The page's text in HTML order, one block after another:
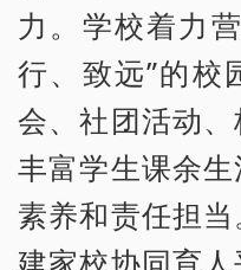
力。学校着力
行、致远”的校
会、社团活动、
丰富学生课余
素养和责任担